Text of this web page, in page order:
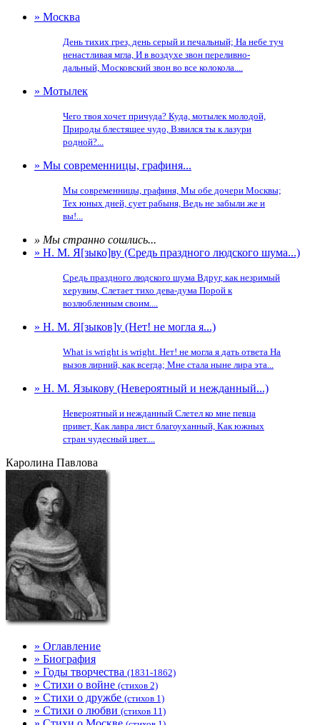
» Москва
День тихих грез, день серый и печальный; На небе туч
ненастливая мгла, И в воздухе звон переливно-
дальный, Московский звон во все колокола....
» Мотылек
Чего твоя хочет причуда? Куда, мотылек молодой,
Природы блестящее чудо, Взвился ты к лазури
родной?...
» Мы современницы, графиня...
Мы современницы, графиня, Мы обе дочери Москвы;
Тех юных дней, сует рабыня, Ведь не забыли же и
вы!...
» Мы странно сошлись...
» Н. М. Я[зыко]ву (Средь праздного людского шума...)
Средь праздного людского шума Вдруг, как незримый
херувим, Слетает тихо дева-дума Порой к
возлюбленным своим....
» Н. М. Я[зыков]у (Нет! не могла я...)
What is wright is wright. Нет! не могла я дать ответа На
вызов лирний, как всегда; Мне стала ныне лира эта...
» Н. М. Языкову (Невероятный и нежданный...)
Невероятный и нежданный Слетел ко мне певца
привет, Как лавра лист благоуханный, Как южных
стран чудесный цвет....
Каролина Павлова
» Оглавление
» Биография
» Годы творчества (1831-1862)
» Стихи о войне (стихов 2)
» Стихи о дружбе (стихов 1)
» Стихи о любви (стихов 11)